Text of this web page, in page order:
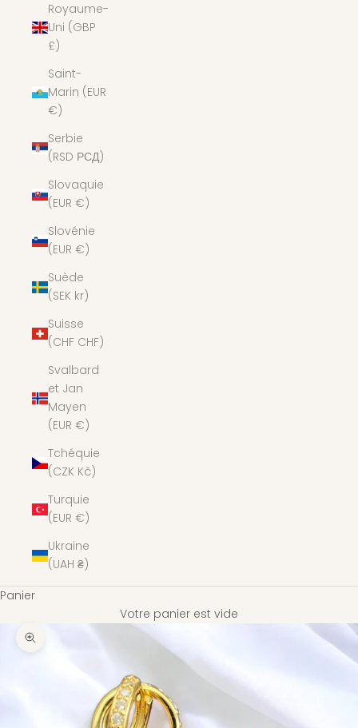
Royaume-
Uni (GBP
£)
Saint-
Marin (EUR
€)
Serbie
(RSD РСД)
Slovaquie
(EUR €)
Slovénie
(EUR €)
Suède
(SEK kr)
Suisse
(CHF CHF)
Svalbard
et Jan
Mayen
(EUR €)
Tchéquie
(CZK Kč)
Turquie
(EUR €)
Ukraine
(UAH ₴)
Panier
Votre panier est vide
Zoomer sur l'image